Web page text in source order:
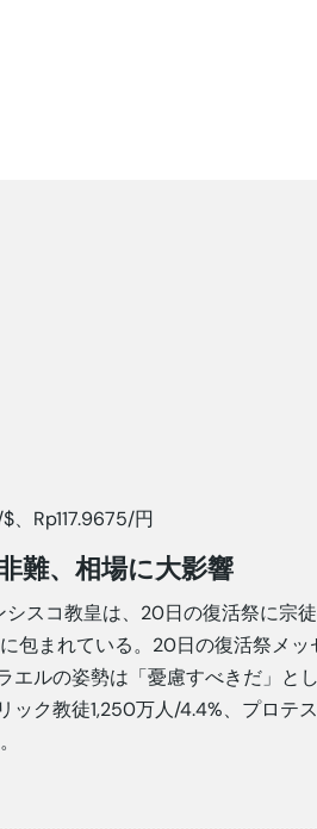
、Rp117.9675/円
難、相場に大影響
スコ教皇は、20日の復活祭に宗
包まれている。20日の復活祭メッ
ルの姿勢は「憂慮すべきだ」と
ク教徒1,250万人/4.4%、プロテ